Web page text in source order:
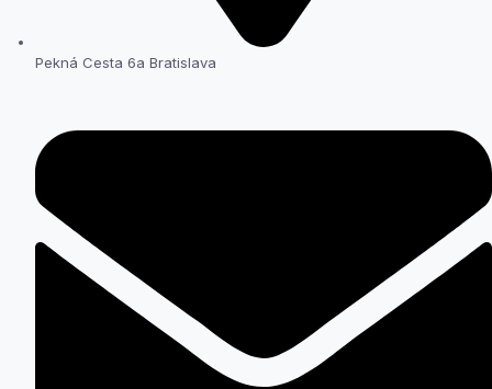
Pekná Cesta 6a Bratislava